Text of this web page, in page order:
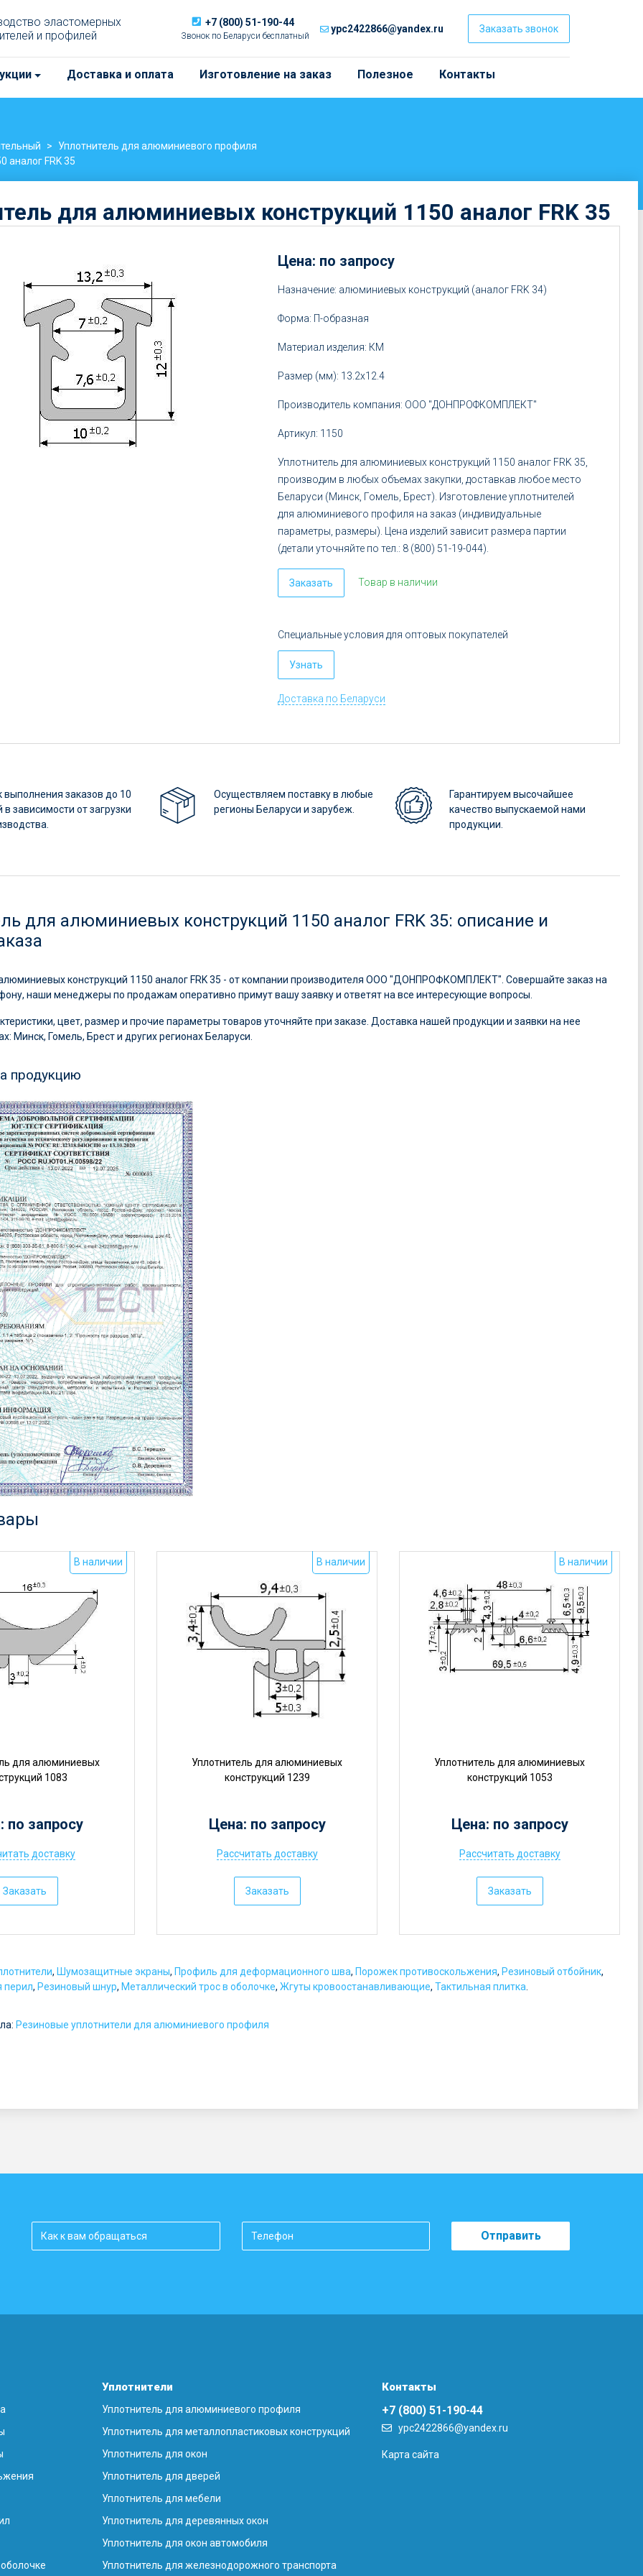
эластомерных
и профилей
+7 (800) 51-190-44
Звонок по Беларуси бесплатный
ypc2422866@yandex.ru Заказать звонок
Доставка и оплата Изготовление на заказ Полезное Контакты
Уплотнитель для алюминиевого профиля
аналог FRK 35
для алюминиевых конструкций 1150 аналог FRK 35
Цена: по запросу
Цена:
5
руб.
Назначение: алюминиевых конструкций (аналог FRK 34)
Форма: П-образная
Материал изделия: КМ
Размер (мм): 13.2х12.4
Производитель компания: ООО "ДОНПРОФКОМПЛЕКТ"
Артикул: 1150
Уплотнитель для алюминиевых конструкций 1150 аналог FRK 35,
производим в любых объемах закупки, доставкав любое место
Беларуси (Минск, Гомель, Брест). Изготовление уплотнителей
для алюминиевого профиля на заказ (индивидуальные
параметры, размеры). Цена изделий зависит размера партии
(детали уточняйте по тел.: 8 (800) 51-19-044).
Заказать Товар в наличии
Специальные условия для оптовых покупателей
Узнать
Доставка по Беларуси
выполнения заказов до 10
в зависимости от загрузки
Осуществляем поставку в любые
регионы Беларуси и зарубеж.
Гарантируем высочайшее
качество выпускаемой нами
продукции.
для алюминиевых конструкций 1150 аналог FRK 35: описание и
конструкций 1150 аналог FRK 35 - от компании производителя ООО "ДОНПРОФКОМПЛЕКТ". Совершайте заказ на
наши менеджеры по продажам оперативно примут вашу заявку и ответят на все интересующие вопросы.
цвет, размер и прочие параметры товаров уточняйте при заказе. Доставка нашей продукции и заявки на нее
Минск, Гомель, Брест и других регионах Беларуси.
продукцию
В наличии
для алюминиевых
1083
по запросу
доставку
Заказать
В наличии
Уплотнитель для алюминиевых
конструкций 1239
Цена: по запросу
о
т
р
Рассчитать доставку
Заказать
В наличии
Уплотнитель для алюминиевых
конструкций 1053
Цена: по запросу
о
т
Рассчитать доставку
Заказать
, Шумозащитные экраны, Профиль для деформационного шва, Порожек противоскольжения, Резиновый отбойник,
перил, Резиновый шнур, Металлический трос в оболочке, Жгуты кровоостанавливающие, Тактильная плитка.
Резиновые уплотнители для алюминиевого профиля
Отправить
Уплотнители
Уплотнитель для алюминиевого профиля
Уплотнитель для металлопластиковых конструкций
Уплотнитель для окон
Уплотнитель для дверей
Уплотнитель для мебели
Уплотнитель для деревянных окон
Уплотнитель для окон автомобиля
Уплотнитель для железнодорожного транспорта
Контакты
+7 (800) 51-190-44
ypc2422866@yandex.ru
Карта сайта